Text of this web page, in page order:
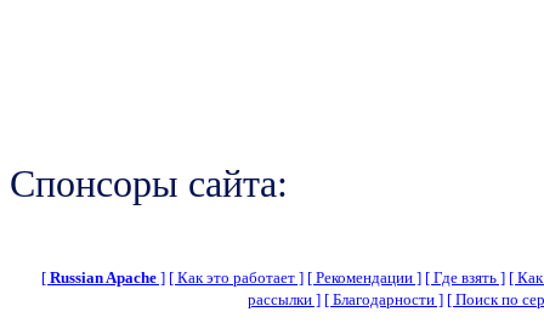
Спонсоры сайта:
[ Russian Apache ] [ Как это работает ] [ Рекомендации ] [ Где взять ] [
рассылки ] [ Благодарности ] [ Поиск по